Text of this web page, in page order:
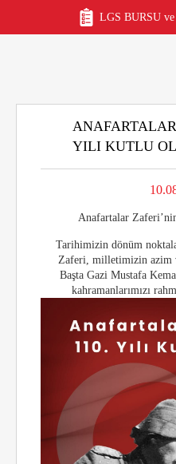
LGS BURSU
YILI KUTLU
Anafartalar
Tarihimizin dönüm
Zaferi, milletimizin azim
Başta Gazi Mustafa
kahramanlarımızı